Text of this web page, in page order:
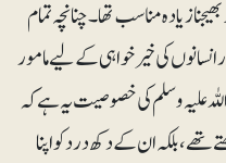
زیادہ مناسب تھا۔ چنانچہ تمام
کی خیر خواہی کے لیے مامور
علیہ وسلم کی خصوصیت یہ ہے کہ
تھے، بلکہ ان کے دکھ درد کو اپنا